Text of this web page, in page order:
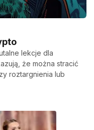
lekcje dla
że można stracić
roztargnienia lub